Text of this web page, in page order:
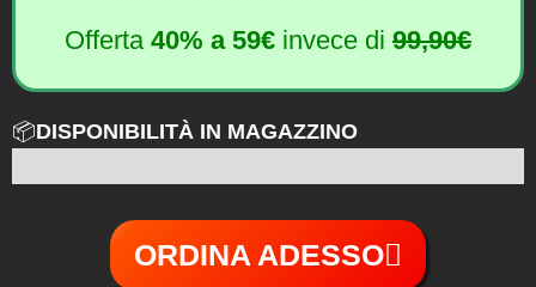
Offerta 40% a 59€ invece di 99,90€
📦DISPONIBILITÀ IN MAGAZZINO
ORDINA ADESSO